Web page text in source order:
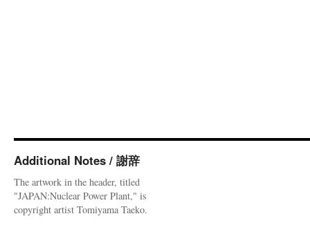
Additional Notes / 謝辞
The artwork in the header, titled
"JAPAN:Nuclear Power Plant," is
copyright artist Tomiyama Taeko.